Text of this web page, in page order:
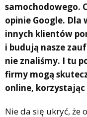
samochodowego.
opinie Google. Dla
innych klientów
i budują nasze
nie znaliśmy. I tu
firmy mogą
online,
Nie da się ukryć, że